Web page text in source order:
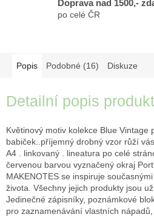
Doprava nad 1500,-
po celé ČR
Popis Podobné (16) Diskuze
Detailní popis
Květinový motiv kolekce Blue Vintage
babiček..příjemný drobný vzor růží
A4 . linkovaný . lineatura po celé
červenou barvou vyznačený okraj
MAKENOTES se inspiruje
života. Všechny jejich produkty jsou
Jedinečné zápisníky, poznámkové
pro zaznamenávání vlastních